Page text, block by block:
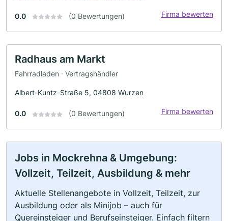
0.0 (0 Bewertungen) Firma bewerten
Radhaus am Markt
Fahrradladen · Vertragshändler
Albert-Kuntz-Straße 5, 04808 Wurzen
0.0 (0 Bewertungen) Firma bewerten
Jobs in Mockrehna & Umgebung:
Vollzeit, Teilzeit, Ausbildung & mehr
Aktuelle Stellenangebote in Vollzeit, Teilzeit, zur
Ausbildung oder als Minijob – auch für
Quereinsteiger und Berufseinsteiger. Einfach filtern